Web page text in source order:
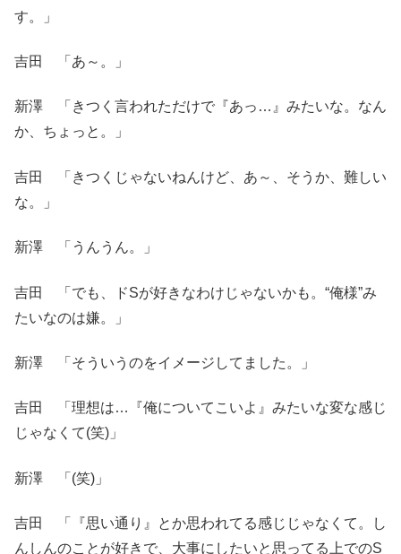
す。」
吉田 「あ～。」
新澤 「きつく言われただけで『あっ…』みたいな。なん
か、ちょっと。」
吉田 「きつくじゃないねんけど、あ～、そうか、難しい
な。」
新澤 「うんうん。」
吉田 「でも、ドSが好きなわけじゃないかも。“俺様”み
たいなのは嫌。」
新澤 「そういうのをイメージしてました。」
吉田 「理想は…『俺についてこいよ』みたいな変な感じ
じゃなくて(笑)」
新澤 「(笑)」
吉田 「『思い通り』とか思われてる感じじゃなくて。し
んしんのことが好きで、大事にしたいと思ってる上でのS